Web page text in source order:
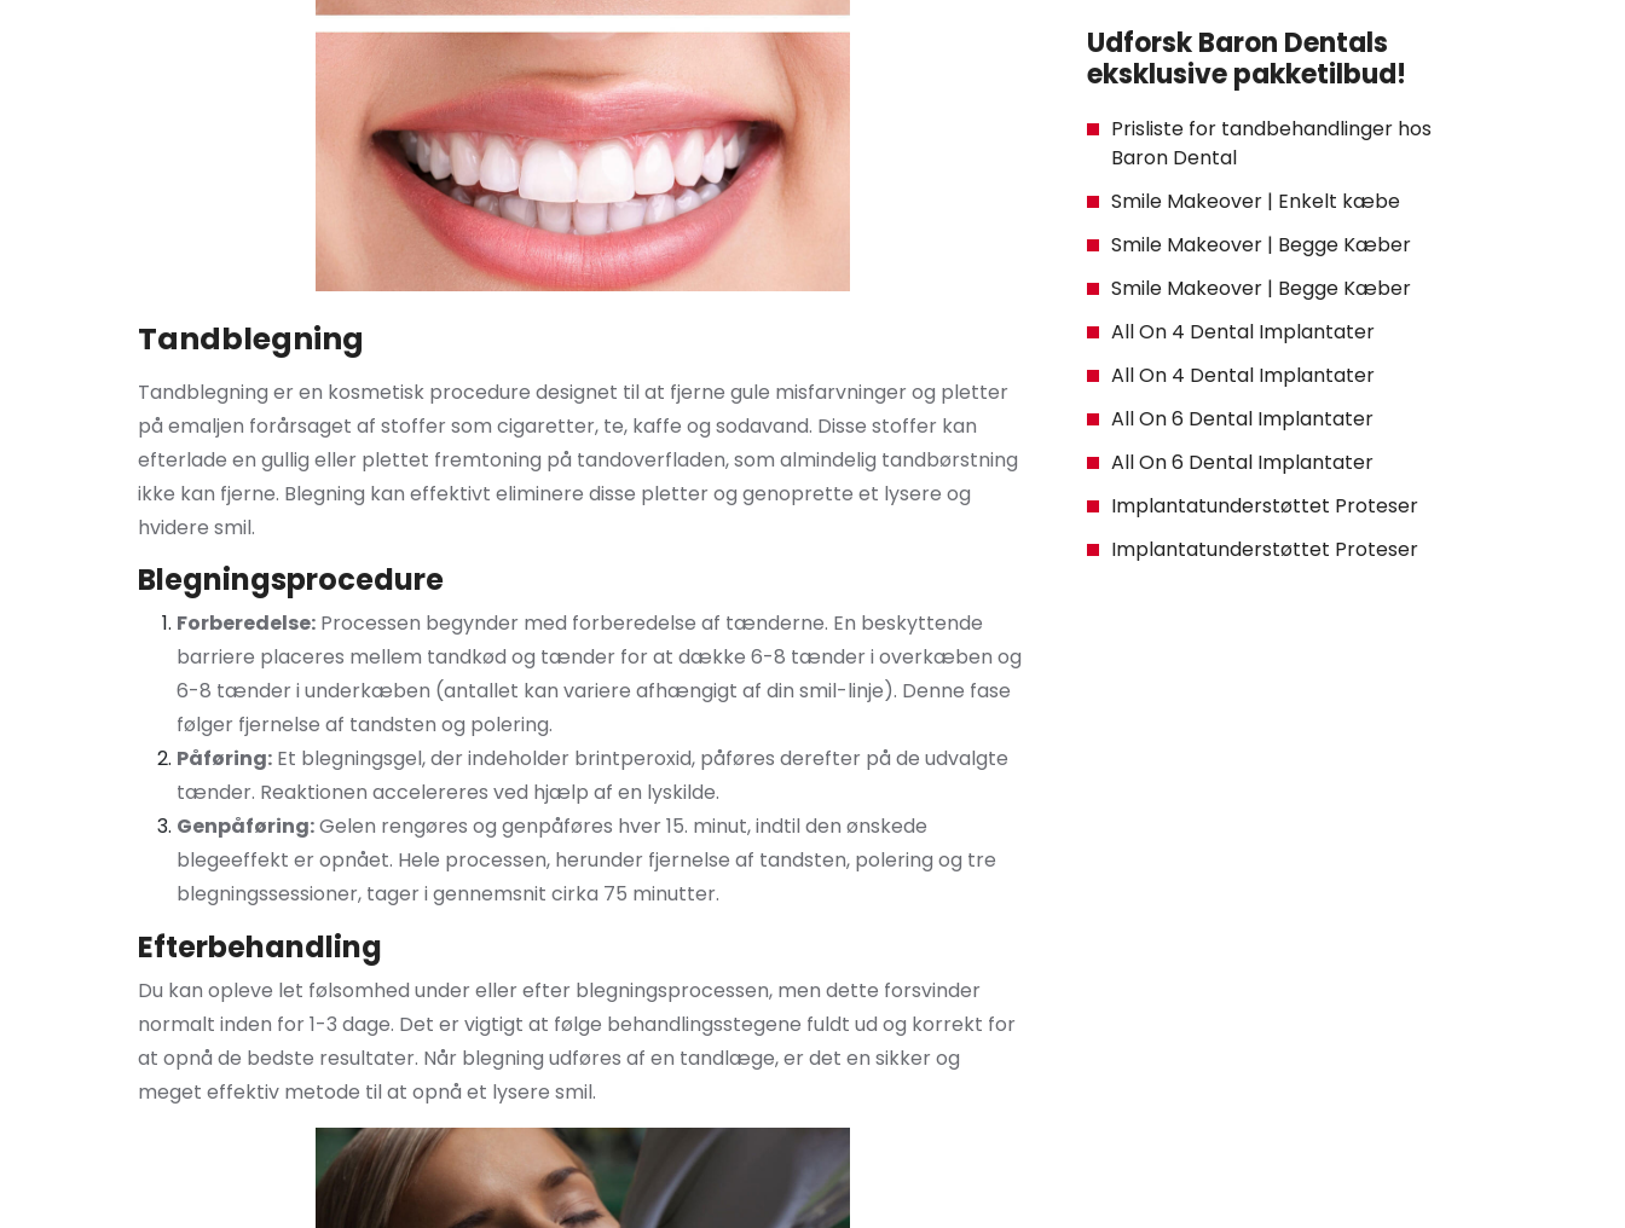
Tandblegning
Tandblegning er en kosmetisk procedure designet til at fjerne gule misfarvninger og pletter
på emaljen forårsaget af stoffer som cigaretter, te, kaffe og sodavand. Disse stoffer kan
efterlade en gullig eller plettet fremtoning på tandoverfladen, som almindelig tandbørstning
ikke kan fjerne. Blegning kan effektivt eliminere disse pletter og genoprette et lysere og
hvidere smil.
Blegningsprocedure
Forberedelse: Processen begynder med forberedelse af tænderne. En beskyttende
barriere placeres mellem tandkød og tænder for at dække 6-8 tænder i overkæben og
6-8 tænder i underkæben (antallet kan variere afhængigt af din smil-linje). Denne fase
følger fjernelse af tandsten og polering.
Påføring: Et blegningsgel, der indeholder brintperoxid, påføres derefter på de udvalgte
tænder. Reaktionen accelereres ved hjælp af en lyskilde.
Genpåføring:Gelen rengøres og genpåføres hver 15. minut, indtil den ønskede
blegeeffekt er opnået. Hele processen, herunder fjernelse af tandsten, polering og tre
blegningssessioner, tager i gennemsnit cirka 75 minutter.
Efterbehandling
Du kan opleve let følsomhed under eller efter blegningsprocessen, men dette forsvinder
normalt inden for 1-3 dage. Det er vigtigt at følge behandlingsstegene fuldt ud og korrekt for
at opnå de bedste resultater. Når blegning udføres af en tandlæge, er det en sikker og
meget effektiv metode til at opnå et lysere smil.
Udforsk Baron Dentals
eksklusive pakketilbud!
Prisliste for tandbehandlinger hos
Baron Dental
Smile Makeover | Enkelt kæbe
Smile Makeover | Begge Kæber
Smile Makeover | Begge Kæber
All On 4 Dental Implantater
All On 4 Dental Implantater
All On 6 Dental Implantater
All On 6 Dental Implantater
Implantatunderstøttet Proteser
Implantatunderstøttet Proteser